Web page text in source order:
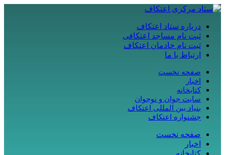
درباره ستاد اعتکاف
ثبت نام مساجد اعتکافی
ثبت نام خادمان اعتکاف
ارتباط با ما
صفحه نخست
اخبار
کتابخانه
سایت جوان و نوجوان
بنیاد بین المللی اعتکاف
جشنواره اعتکاف
صفحه نخست
اخبار
کتابخانه